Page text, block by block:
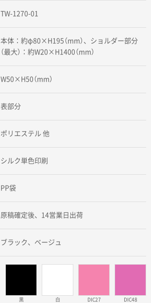
TW-1270-01
本体：約φ80×H195（mm）、ショルダー部分
（最大）：約W20×H1400（mm）
W50×H50（mm）
表部分
ポリエステル 他
シルク単色印刷
PP袋
原稿確定後、14営業日出荷
ブラック、ベージュ
黒 白 DIC27 DIC48